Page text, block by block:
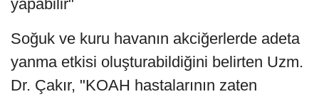
yapabilir"
Soğuk ve kuru havanın akciğerlerde adeta
yanma etkisi oluşturabildiğini belirten Uzm.
Dr. Çakır, "KOAH hastalarının zaten